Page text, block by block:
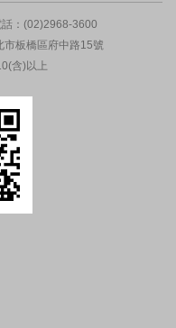
話：(02)2968-3600
板橋區府中路15號
含)以上